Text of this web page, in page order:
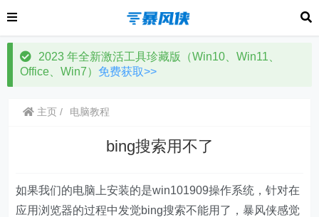
2023 年全新激活工具珍藏版（Win10、Win11、
Office、Win7） 免费获取>>
主页 电脑教程
bing搜索用不了
如果我们的电脑上安装的是win101909操作系统，针对在
应用浏览器的过程中发觉bing搜索不能用了，暴风侠感觉